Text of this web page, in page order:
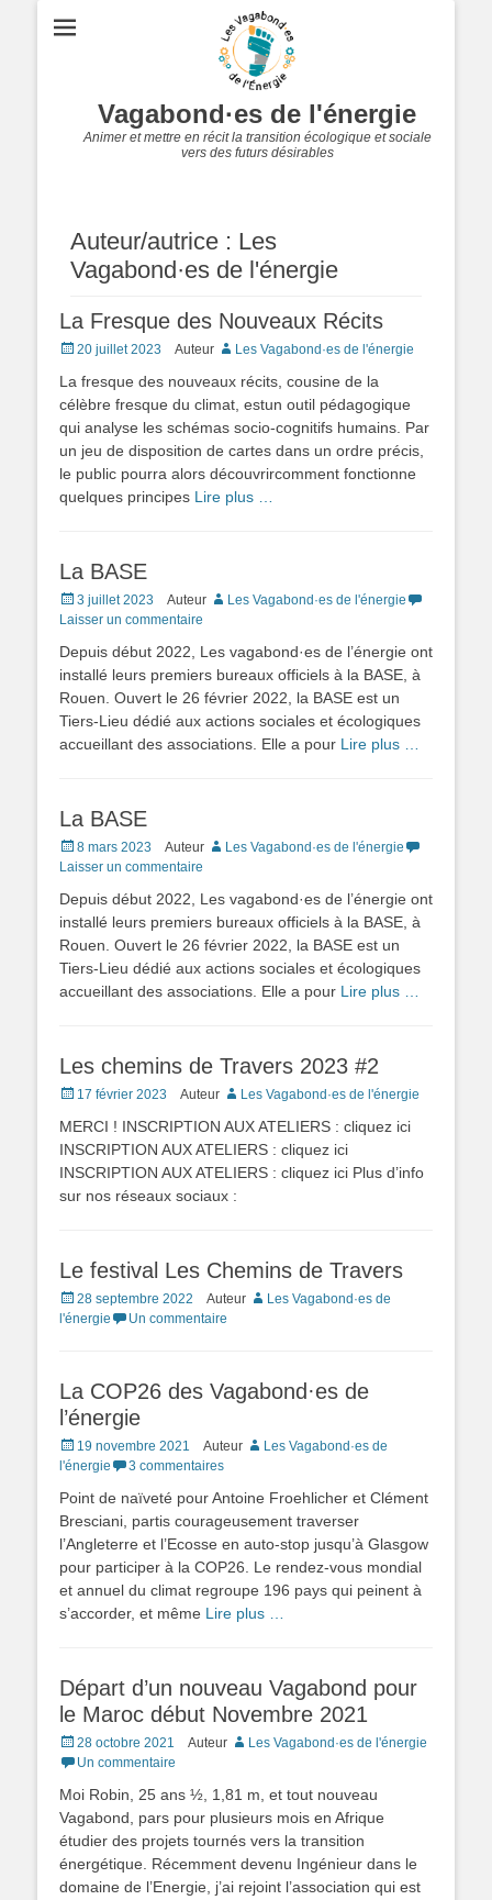
Vagabond·es de l'énergie
Animer et mettre en récit la transition écologique et sociale
vers des futurs désirables
Auteur/autrice : Les
Vagabond·es de l'énergie
La Fresque des Nouveaux Récits
Posted
20 juillet 2023 Auteur Les Vagabond·es de l'énergie
La fresque des nouveaux récits, cousine de la
célèbre fresque du climat, estun outil pédagogique
qui analyse les schémas socio-cognitifs humains. Par
un jeu de disposition de cartes dans un ordre précis,
le public pourra alors découvrircomment fonctionne
quelques principes Lire plus …
La BASE
Posted
on
3 juillet 2023 Auteur
Les Vagabond·es de l'énergie
Laisser un commentaire
Depuis début 2022, Les vagabond·es de l’énergie ont
installé leurs premiers bureaux officiels à la BASE, à
Rouen. Ouvert le 26 février 2022, la BASE est un
Tiers-Lieu dédié aux actions sociales et écologiques
accueillant des associations. Elle a pour Lire plus …
La BASE
Posted
on
8 mars 2023 Auteur
Les Vagabond·es de l'énergie
Laisser un commentaire
Depuis début 2022, Les vagabond·es de l’énergie ont
installé leurs premiers bureaux officiels à la BASE, à
Rouen. Ouvert le 26 février 2022, la BASE est un
Tiers-Lieu dédié aux actions sociales et écologiques
accueillant des associations. Elle a pour Lire plus …
Les chemins de Travers 2023 #2
Posted
17 février 2023 Auteur Les Vagabond·es de l'énergie
MERCI ! INSCRIPTION AUX ATELIERS : cliquez ici
INSCRIPTION AUX ATELIERS : cliquez ici
INSCRIPTION AUX ATELIERS : cliquez ici Plus d’info
sur nos réseaux sociaux :
Le festival Les Chemins de Travers
Posted
on
28 septembre 2022 Auteur
Les Vagabond·es de
l'énergie
Un commentaire
La COP26 des Vagabond·es de
l’énergie
Posted
on
19 novembre 2021 Auteur
Les Vagabond·es de
l'énergie
3 commentaires
Point de naïveté pour Antoine Froehlicher et Clément
Bresciani, partis courageusement traverser
l’Angleterre et l’Ecosse en auto-stop jusqu’à Glasgow
pour participer à la COP26. Le rendez-vous mondial
et annuel du climat regroupe 196 pays qui peinent à
s’accorder, et même Lire plus …
Départ d’un nouveau Vagabond pour
le Maroc début Novembre 2021
Posted
on
28 octobre 2021 Auteur
Les Vagabond·es de l'énergie
Un commentaire
Moi Robin, 25 ans ½, 1,81 m, et tout nouveau
Vagabond, pars pour plusieurs mois en Afrique
étudier des projets tournés vers la transition
énergétique. Récemment devenu Ingénieur dans le
domaine de l’Energie, j’ai rejoint l’association qui est